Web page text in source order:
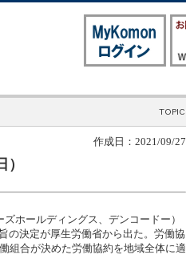
作成日：2021/09/27
ホールディングス、デンコードー）
の決定が厚生労働省から出た。労働協
組合が決めた労働協約を地域全体に適